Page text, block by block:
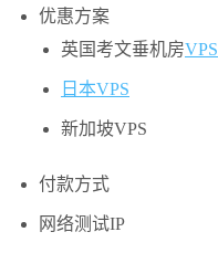
优惠方案
英国考文垂机房VPS
日本VPS
新加坡VPS
付款方式
网络测试IP